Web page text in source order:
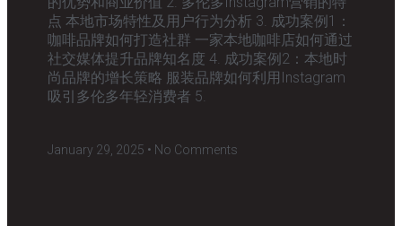
点 本地市场特性及用户行为分析 3. 成功案例1：
咖啡品牌如何打造社群 一家本地咖啡店如何通过
社交媒体提升品牌知名度 4. 成功案例2：本地时
尚品牌的增长策略 服装品牌如何利用Instagram
吸引多伦多年轻消费者 5.
January 29, 2025 No Comments